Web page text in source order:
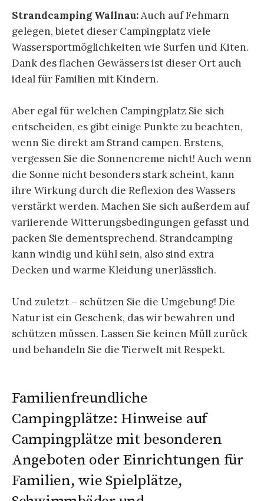
Strandcamping Wallnau:Auch auf Fehmarn
gelegen, bietet dieser Campingplatz viele
Wassersportmöglichkeiten wie Surfen und Kiten.
Dank des flachen Gewässers ist dieser Ort auch
ideal für Familien mit Kindern.
Aber egal für welchen Campingplatz Sie sich
entscheiden, es gibt einige Punkte zu beachten,
wenn Sie direkt am Strand campen. Erstens,
vergessen Sie die Sonnencreme nicht! Auch wenn
die Sonne nicht besonders stark scheint, kann
ihre Wirkung durch die Reflexion des Wassers
verstärkt werden. Machen Sie sich außerdem auf
variierende Witterungsbedingungen gefasst und
packen Sie dementsprechend. Strandcamping
kann windig und kühl sein, also sind extra
Decken und warme Kleidung unerlässlich.
Und zuletzt – schützen Sie die Umgebung! Die
Natur ist ein Geschenk, das wir bewahren und
schützen müssen. Lassen Sie keinen Müll zurück
und behandeln Sie die Tierwelt mit Respekt.
Familienfreundliche
Campingplätze: Hinweise auf
Campingplätze mit besonderen
Angeboten oder Einrichtungen für
Familien, wie Spielplätze,